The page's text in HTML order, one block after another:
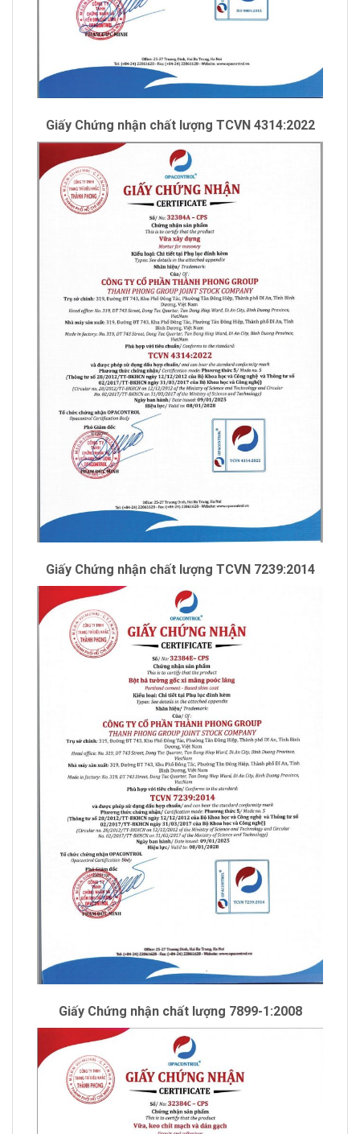
Giấy Chứng nhận chất lượng TCVN 4314:2022
Giấy Chứng nhận chất lượng TCVN 7239:2014
Giấy Chứng nhận chất lượng 7899-1:2008